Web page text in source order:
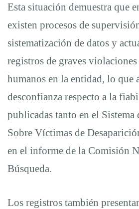
Esta situación demuestra que
existen procesos de
sistematización de datos y
registros de graves
humanos en la entidad, lo que
desconfianza respecto a la
publicadas tanto en el
Sobre Víctimas de
en el informe de la Comisión
Búsqueda.
Los registros también